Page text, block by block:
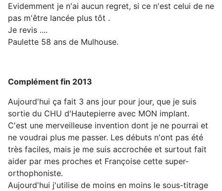
Evidemment je n'ai aucun regret, si ce n'est celui de ne
pas m'être lancée plus tôt .
Je revis ....
Paulette 58 ans de Mulhouse.
Complément fin 2013
Aujourd'hui ça fait 3 ans jour pour jour, que je suis
sortie du CHU d'Hautepierre avec MON implant.
C'est une merveilleuse invention dont je ne pourrai et
ne voudrai plus me passer. Les débuts n'ont pas été
très faciles, mais je me suis accrochée et surtout fait
aider par mes proches et Françoise cette super-
orthophoniste.
Aujourd'hui j'utilise de moins en moins le sous-titrage